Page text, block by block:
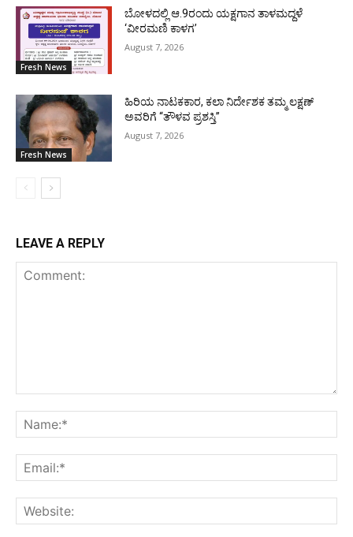
Fresh News
ಬೋಳದಲ್ಲಿ ಆ.9ರಂದು ಯಕ್ಷಗಾನ ತಾಳಮದ್ದಳೆ
‘ವೀರಮಣಿ ಕಾಳಗ’
August 7, 2026
Fresh News
ಹಿರಿಯ ನಾಟಕಕಾರ, ಕಲಾ ನಿರ್ದೇಶಕ ತಮ್ಮ ಲಕ್ಷಣ್
ಅವರಿಗೆ “ತೌಳವ ಪ್ರಶಸ್ತಿ”
August 7, 2026
LEAVE A REPLY